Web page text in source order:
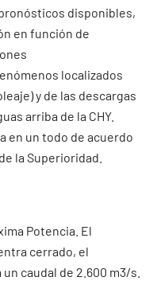
disponibles,
en función de
localizados
y de las descargas
arriba de la CHY.
en un todo de acuerdo
la Superioridad.
Potencia. El
cerrado, el
caudal de 2.600 m3/s.